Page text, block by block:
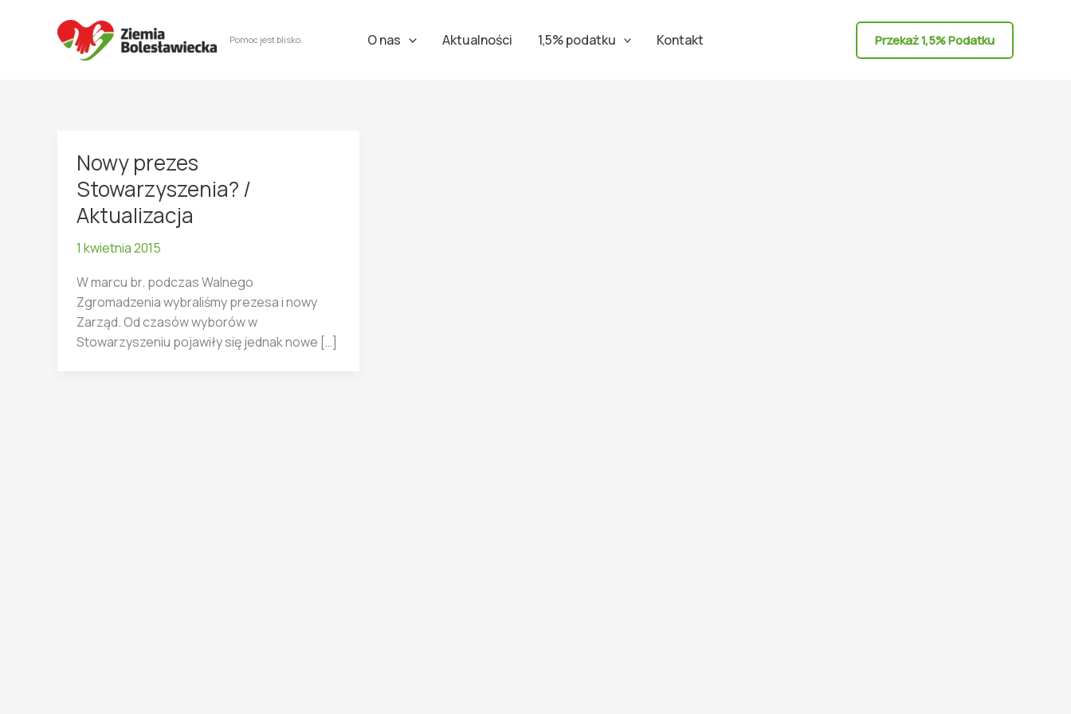
Pomoc jest blisko. O nas Aktualności 1,5% podatku Kontakt Przekaż 1,5% Podatku
Nowy prezes
Stowarzyszenia? /
Aktualizacja
1 kwietnia 2015
W marcu br. podczas Walnego
Zgromadzenia wybraliśmy prezesa i nowy
Zarząd. Od czasów wyborów w
Stowarzyszeniu pojawiły się jednak nowe […]